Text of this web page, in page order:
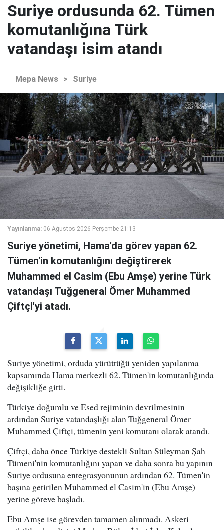
Suriye ordusunda 62. Tümen
komutanlığına Türk
vatandaşı isim atandı
Mepa News > Suriye
Yayınlanma: 06 Ağustos 2026 Perşembe 21:13
Suriye yönetimi, Hama'da görev yapan 62.
Tümen'in komutanlığını değiştirerek
Muhammed el Casim (Ebu Amşe) yerine Türk
vatandaşı Tuğgeneral Ömer Muhammed
Çiftçi'yi atadı.
Suriye yönetimi, orduda yürüttüğü yeniden yapılanma
kapsamında Hama merkezli 62. Tümen'in komutanlığında
değişikliğe gitti.
Türkiye doğumlu ve Esed rejiminin devrilmesinin
ardından Suriye vatandaşlığı alan Tuğgeneral Ömer
Muhammed Çiftçi, tümenin yeni komutanı olarak atandı.
Çiftçi, daha önce Türkiye destekli Sultan Süleyman Şah
Tümeni'nin komutanlığını yapan ve daha sonra bu yapının
Suriye ordusuna entegrasyonunun ardından 62. Tümen'in
başına getirilen Muhammed el Casim'in (Ebu Amşe)
yerine göreve başladı.
Ebu Amşe ise görevden tamamen alınmadı. Askeri